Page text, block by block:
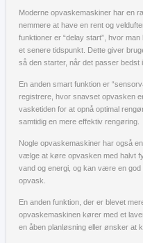
Moderne opvaskemaskiner har en
nemmere at have en rent og
funktioner er “delay start”, hvor
et senere tidspunkt. Dette giver
så den starter, når det passer bedst
En anden smart funktion er
registrere, hvor snavset opvasken
vasketiden for at opnå optimal
samtidig en mere effektiv rengøring.
Nogle opvaskemaskiner har også
vælge at køre opvasken med halvt
vand og energi, og kan være en
opvask.
En anden funktion, der er blevet
opvaskemaskinen kører med et
en åben planløsning eller ønsker at